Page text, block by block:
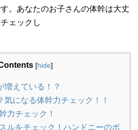
。あなたのお子さんの体幹は大丈
ェックし
[hide]
増えている！？
気になる体幹力チェック！！
力チェック！
ルをチェック！ハンドニーのポ